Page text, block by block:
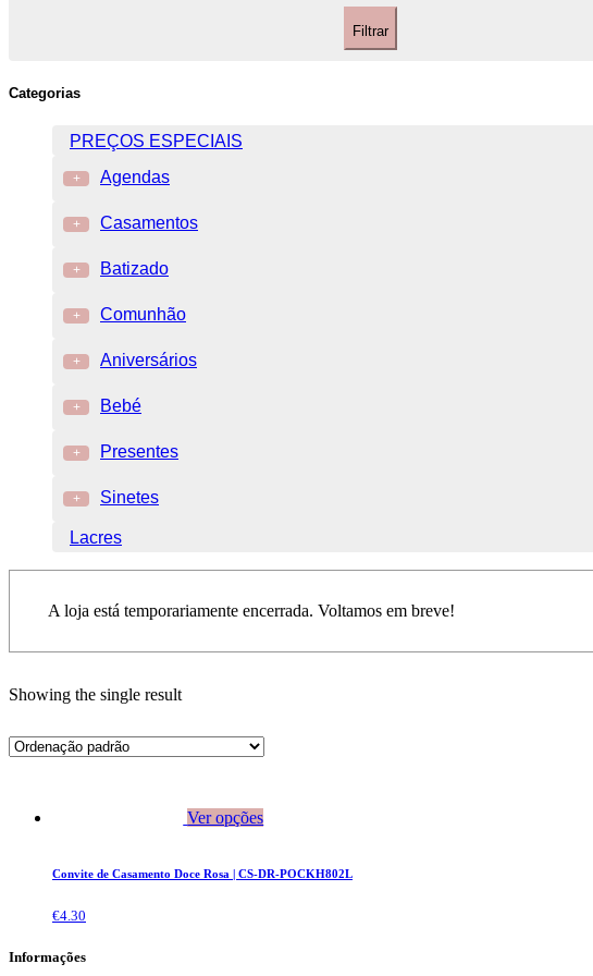
Filtrar
Categorias
PREÇOS ESPECIAIS
+ Agendas
+ Casamentos
+ Batizado
+ Comunhão
+ Aniversários
+ Bebé
+ Presentes
+ Sinetes
Lacres
A loja está temporariamente encerrada. Voltamos em breve!
Showing the single result
Ver opções
Convite de Casamento Doce Rosa | CS-DR-POCKH802L
€4.30
Informações